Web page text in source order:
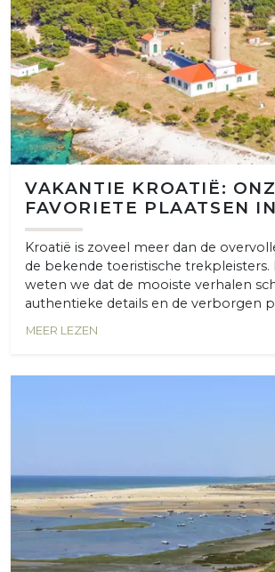
VAKANTIE KROATIË:
FAVORIETE PLAATSEN
Kroatië is zoveel meer dan de
de bekende toeristische trekpleisters.
weten we dat de mooiste verhalen
authentieke details en de verborgen
MEER LEZEN